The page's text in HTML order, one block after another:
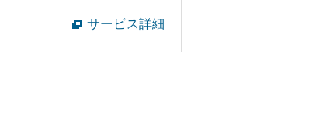
サービス詳細